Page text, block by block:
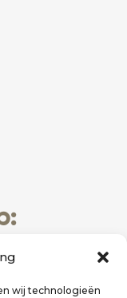
wij technologieën